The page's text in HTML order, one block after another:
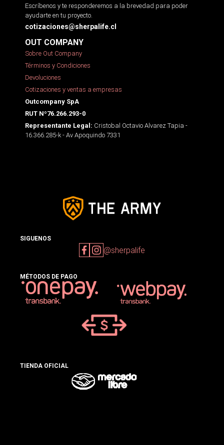
Escríbenos y te responderemos a la brevedad para poder
ayudarte en tu proyecto.
cotizaciones@sherpalife.cl
OUT COMPANY
Sobre Out Company
Términos y Condiciones
Devoluciones
Cotizaciones y ventas a empresas
Outcompany SpA
RUT Nº76.266.293-0
Representante Legal: Cristobal Octavio Alvarez Tapia -
16.366.285-k - Av Apoquindo 7331
SIGUENOS
@sherpalife
MÉTODOS DE PAGO
TIENDA OFICIAL